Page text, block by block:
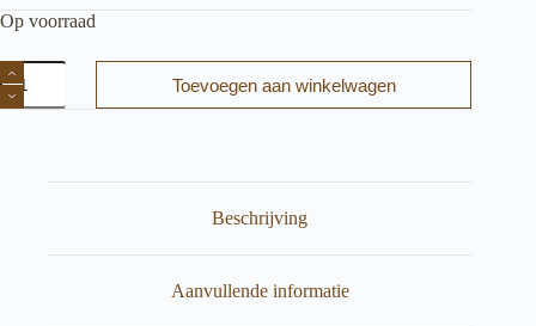
Op voorraad
Shaving
Bar
Aloë
Toevoegen aan winkelwagen
Beschrijving
Aanvullende informatie